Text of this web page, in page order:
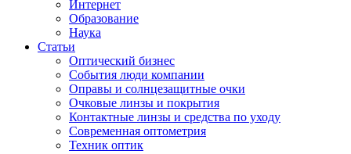
Интернет
Образование
Наука
Статьи
Оптический бизнес
События люди компании
Оправы и солнцезащитные очки
Очковые линзы и покрытия
Контактные линзы и средства по уходу
Современная оптометрия
Техник оптик